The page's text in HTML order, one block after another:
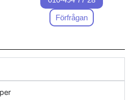
och är specialiserade på allt
från betongpannor till plåt.
Oavsett om du behöver en
Förfrågan